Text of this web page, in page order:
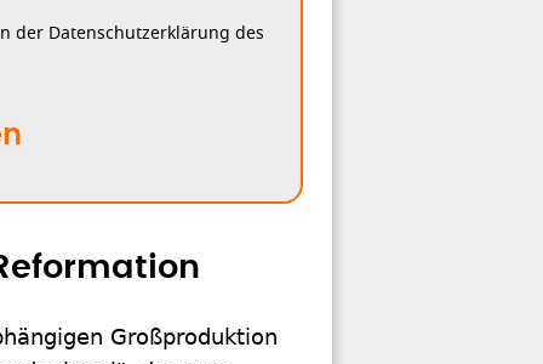
der Datenschutzerklärung des
Großproduktion